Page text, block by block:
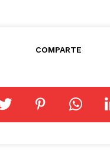
COMPARTE